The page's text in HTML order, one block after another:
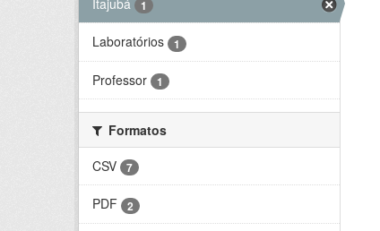
1
Laboratórios 1
Professor 1
Formatos
CSV
7
PDF 2